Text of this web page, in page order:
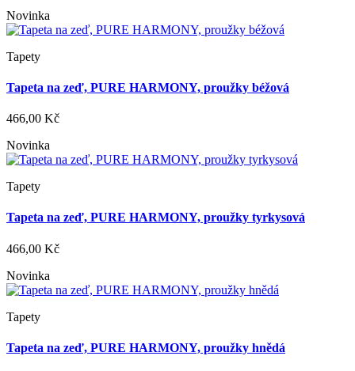
Novinka
Tapety
Tapeta na zeď, PURE HARMONY, proužky béžová
466,00 Kč
Novinka
Tapety
Tapeta na zeď, PURE HARMONY, proužky tyrkysová
466,00 Kč
Novinka
Tapety
Tapeta na zeď, PURE HARMONY, proužky hnědá